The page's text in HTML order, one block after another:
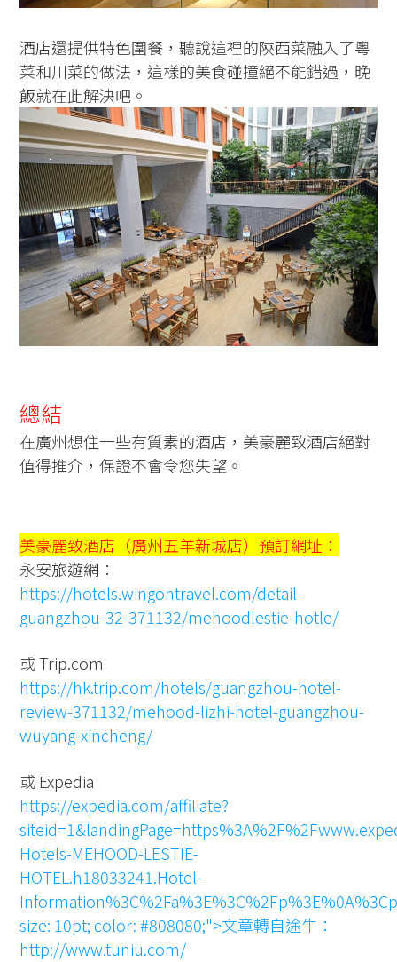
酒店還提供特色圍餐，聽說這裡的陝西菜融入了粵
菜和川菜的做法，這樣的美食碰撞絕不能錯過，晚
飯就在此解決吧。
總結
在廣州想住一些有質素的酒店，美豪麗致酒店絕對
值得推介，保證不會令您失望。
美豪麗致酒店（廣州五羊新城店）預訂網址：
永安旅遊網：
https://hotels.wingontravel.com/detail-
guangzhou-32-371132/mehoodlestie-hotle/
或 Trip.com
https://hk.trip.com/hotels/guangzhou-hotel-
review-371132/mehood-lizhi-hotel-guangzhou-
wuyang-xincheng/
或 Expedia
https://expedia.com/affiliate?
Hotels-MEHOOD-LESTIE-
HOTEL.h18033241.Hotel-
size: 10pt; color: #808080;">文章轉自途牛：
http://www.tuniu.com/